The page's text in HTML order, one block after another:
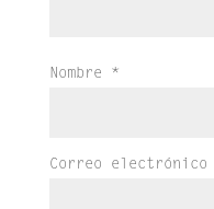
Nombre *
Correo electrónico